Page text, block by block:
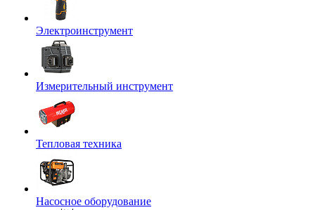
Электроинструмент
Измерительный инструмент
Тепловая техника
Насосное оборудование